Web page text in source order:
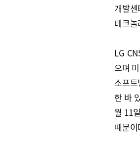
개발
테크
LG
으며
소프
한 바
월 11
때문이